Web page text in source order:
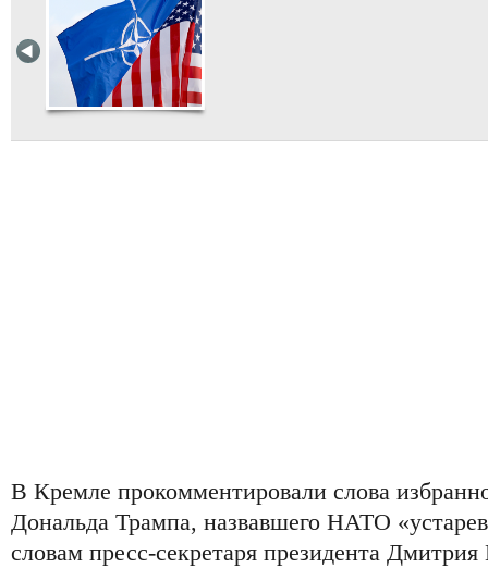
В Кремле прокомментировали слова
Дональда Трампа, назвавшего НАТО
словам пресс-секретаря президента Дмитрия